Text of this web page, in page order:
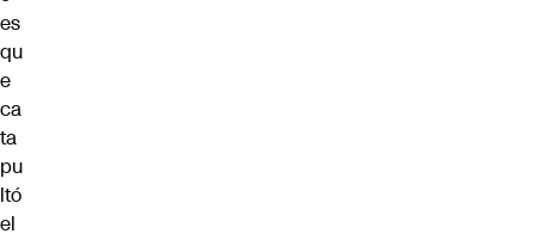
es
qu
e
ca
ta
pu
ltó
el